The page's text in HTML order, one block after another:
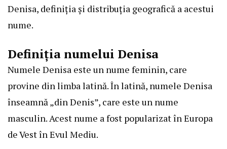
Denisa, definiția și distribuția geografică a acestui
nume.
Definiția numelui Denisa
Numele Denisa este un nume feminin, care
provine din limba latină. În latină, numele Denisa
înseamnă „din Denis”, care este un nume
masculin. Acest nume a fost popularizat în Europa
de Vest în Evul Mediu.